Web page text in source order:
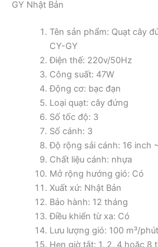
GY Nhật Bản
Tên sản phẩm: Quạt cây
CY-GY
Điện thế: 220v/50Hz
Công suất: 47W
Động cơ: bạc đạn
Loại quạt: cây đứng
Số tốc độ: 3
Số cánh: 3
Độ rộng sải cánh: 16 inch
Chất liệu cánh: nhựa
Mở rộng hướng gió: Có
Xuất xứ: Nhật Bản
Bảo hành: 12 tháng
Điều khiển từ xa: Có
Lưu lượng gió: 100 m³/
Hẹn giờ tắt: 1, 2, 4 hoặc 8